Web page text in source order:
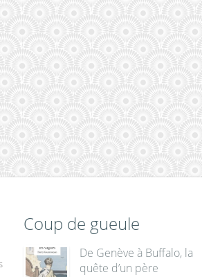
Coup de gueule
De Genève à Buffalo, la
quête d’un père